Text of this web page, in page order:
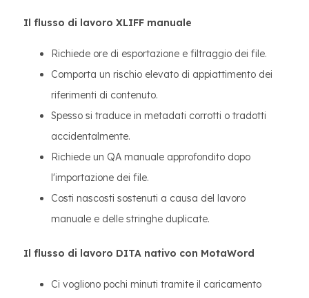
Il flusso di lavoro XLIFF manuale
Richiede ore di esportazione e filtraggio dei file.
Comporta un rischio elevato di appiattimento dei
riferimenti di contenuto.
Spesso si traduce in metadati corrotti o tradotti
accidentalmente.
Richiede un QA manuale approfondito dopo
l'importazione dei file.
Costi nascosti sostenuti a causa del lavoro
manuale e delle stringhe duplicate.
Il flusso di lavoro DITA nativo con MotaWord
Ci vogliono pochi minuti tramite il caricamento